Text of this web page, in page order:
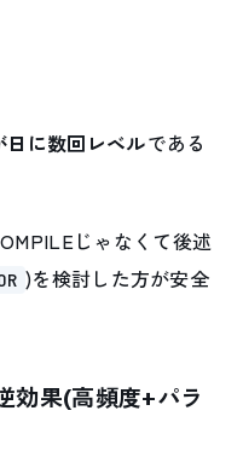
日に数回レベルである
じゃなくて後述
)を検討した方が安全
効果(高頻度+パラ